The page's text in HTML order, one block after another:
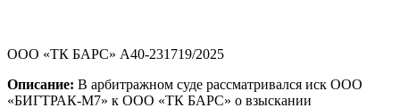
ООО «ТК БАРС» А40-231719/2025
Описание: В арбитражном суде рассматривался иск ООО
«БИГТРАК-М7» к ООО «ТК БАРС» о взыскании